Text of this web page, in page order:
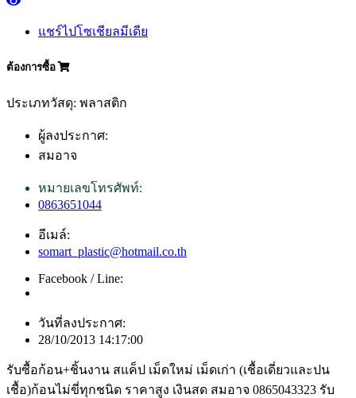
แชร์ไปโซเชียลมีเดีย
ต้องการซื้อ
ประเภทวัสดุ: พลาสติก
ผู้ลงประกาศ:
สมอาจ
หมายเลขโทรศัพท์:
0863651044
อีเมล์:
somart_plastic@hotmail.co.th
Facebook / Line:
วันที่ลงประกาศ:
28/10/2013 14:17:00
รับซื้อก้อน+ชิ้นงาน สแค็ป เม็ดใหม่ เม็ดเก่า (เชื้อเดี่ยวและปน
เชื้อ)ก้อนไม่ขี่ทุกชนิด ราคาสูง เงินสด สมอาจ 0865043323 รับ